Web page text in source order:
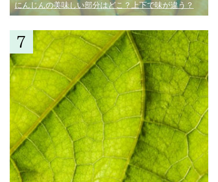
にんじんの美味しい部分はどこ？上下で味が違う？